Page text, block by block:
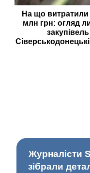
На що витратили
млн грн: огляд
Журналісти
зібрали